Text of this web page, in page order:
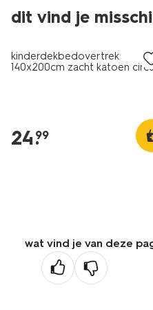
dit vind je
kinderdekbedovertrek
140x200cm zacht katoen
24.
99
wat vind je van deze